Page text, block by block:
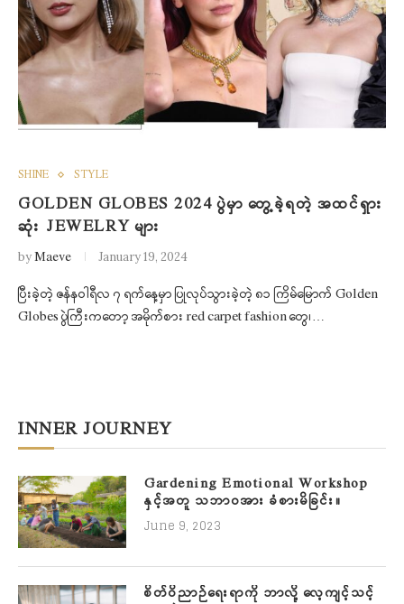
SHINE STYLE
GOLDEN GLOBES 2024 ပွဲမှာ တွေ့ခဲ့ရတဲ့ အထင်ရှား
ဆုံး JEWELRY များ
byMaeve January 19, 2024
ပြီးခဲ့တဲ့ ဇန်နဝါရီလ ၇ ရက်နေ့မှာ ပြုလုပ်သွားခဲ့တဲ့ ၈၁ ကြိမ်မြောက် Golden
Globes ပွဲကြီးကတော့ အမိုက်စား red carpet fashion တွေ၊…
INNER JOURNEY
Gardening Emotional Workshop
နှင့်အတူ သဘာဝအား ခံစားမိခြင်း။
June 9, 2023
စိတ်ဝိညာဉ်ရေးရာကို ဘာလို့ လေ့ကျင့်သင့်